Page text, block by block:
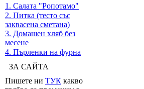
1. Салата "Ропотамо"
2. Питка (тесто със
заквасена сметана)
3. Домашен хляб без
месене
4. Пърленки на фурна
ЗА САЙТА
Пишете ни ТУК какво